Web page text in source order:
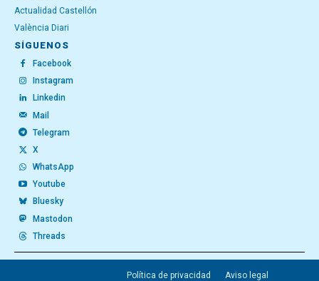
Actualidad Castellón
València Diari
SÍGUENOS
Facebook
Instagram
Linkedin
Mail
Telegram
X
WhatsApp
Youtube
Bluesky
Mastodon
Threads
Política de privacidad Aviso legal